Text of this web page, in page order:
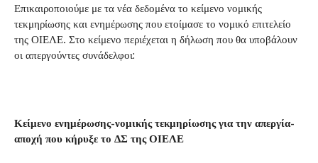
Επικαιροποιούμε με τα νέα δεδομένα το κείμενο νομικής
τεκμηρίωσης και ενημέρωσης που ετοίμασε το νομικό επιτελείο
της ΟΙΕΛΕ. Στο κείμενο περιέχεται η δήλωση που θα υποβάλουν
οι απεργούντες συνάδελφοι:
Κείμενο ενημέρωσης-νομικής τεκμηρίωσης για την απεργία-
αποχή που κήρυξε το ΔΣ της ΟΙΕΛΕ